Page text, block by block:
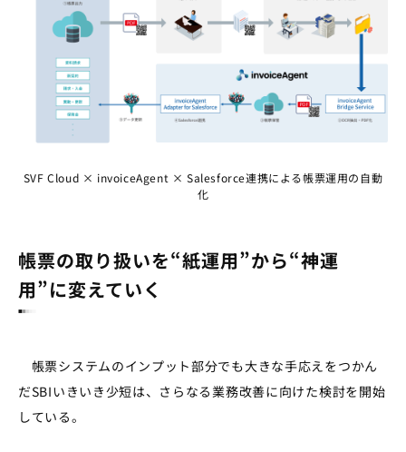
SVF Cloud × invoiceAgent × Salesforce連携による帳票運用の自動
化
帳票の取り扱いを“紙運用”から“神運
用”に変えていく
帳票システムのインプット部分でも大きな手応えをつかん
だSBIいきいき少短は、さらなる業務改善に向けた検討を開始
している。